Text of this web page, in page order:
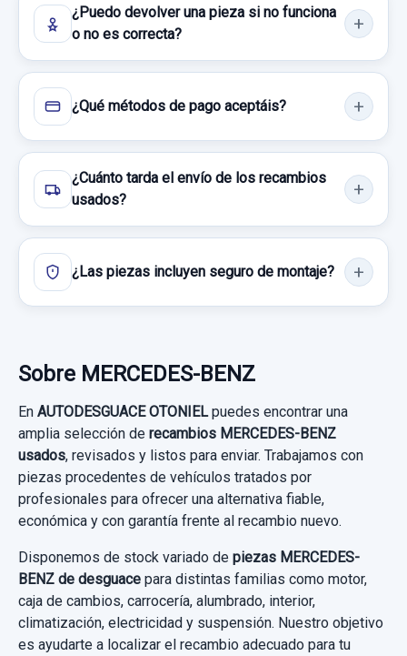
Consultar por whatsapp
MOTOR ELEVALUNAS DELANTERO IZQUIERDO
A2308201042 6 PINS
MOTOR ELEVALUNAS DELANTERO... usado.
MERCEDES-BENZ CLASE CLK (W209)
COUPE 270 CDI (209.316)
Garantía 1 año
Ref:643452 OEM: A2308201042
19,00 €
60,32 €
Sin IVA, gastos de envío no incluidos.
Consultar por whatsapp
SALPICADERO A2096800034
SALPICADERO A2096800034 usado.
COUPE 270 CDI (209.316)
Garantía 1 año
Ref:823941 OEM:A2096800034
¿Puedo devolver una pieza si no funciona
o no es correcta?
¿Qué métodos de pago aceptáis?
¿Cuánto tarda el envío de los recambios
usados?
¿Las piezas incluyen seguro de montaje?
Sobre MERCEDES-BENZ
En AUTODESGUACE OTONIELpuedes encontrar una
amplia selección de recambios MERCEDES-BENZ
usados, revisados y listos para enviar. Trabajamos con
piezas procedentes de vehículos tratados por
profesionales para ofrecer una alternativa fiable,
económica y con garantía frente al recambio nuevo.
Disponemos de stock variado de piezas MERCEDES-
BENZ de desguace para distintas familias como motor,
caja de cambios, carrocería, alumbrado, interior,
climatización, electricidad y suspensión. Nuestro objetivo
es ayudarte a localizar el recambio adecuado para tu